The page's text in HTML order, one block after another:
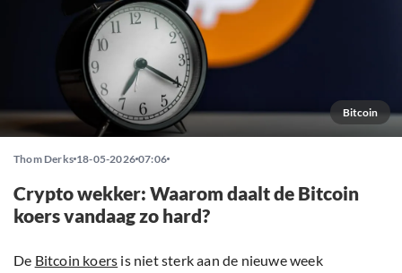
Bitcoin
Thom Derks 18-05-2026 07:06
Crypto wekker: Waarom daalt de Bitcoin
koers vandaag zo hard?
De Bitcoin koers is niet sterk aan de nieuwe week